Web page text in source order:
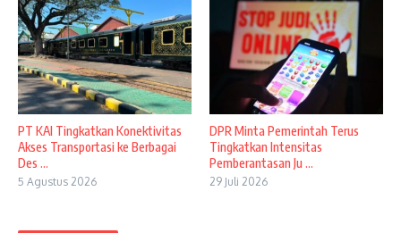
PT KAI Tingkatkan Konektivitas
Akses Transportasi ke Berbagai
Des ...
5 Agustus 2026
DPR Minta Pemerintah Terus
Tingkatkan Intensitas
Pemberantasan Ju ...
29 Juli 2026